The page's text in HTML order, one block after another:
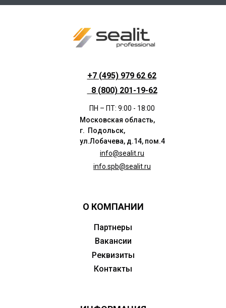
+7 (495) 979 62 62
8 (800) 201-19-62
ПН – ПТ: 9:00 - 18:00
Московская область,
г. Подольск,
ул.Лобачева, д.14, пом.4
info@sealit.ru
info.spb@sealit.ru
О КОМПАНИИ
Партнеры
Вакансии
Реквизиты
Контакты